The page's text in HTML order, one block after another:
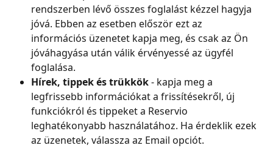
rendszerben lévő összes foglalást kézzel hagyja
jóvá. Ebben az esetben először ezt az
információs üzenetet kapja meg, és csak az Ön
jóváhagyása után válik érvényessé az ügyfél
foglalása.
Hírek, tippek és trükkök - kapja meg a
legfrissebb információkat a frissítésekről, új
funkciókról és tippeket a Reservio
leghatékonyabb használatához. Ha érdeklik ezek
az üzenetek, válassza az Email opciót.